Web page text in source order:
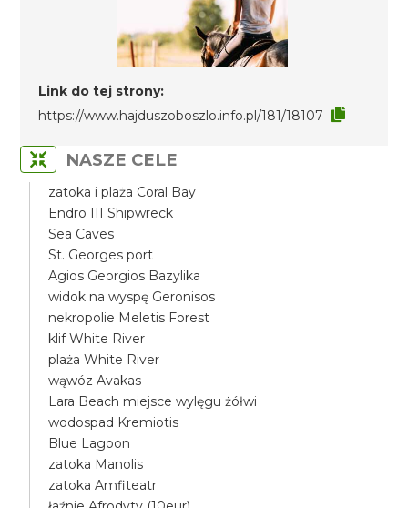
Link do tej strony:
https://www.hajduszoboszlo.info.pl/181/18107
NASZE CELE
zatoka i plaża Coral Bay
Endro III Shipwreck
Sea Caves
St. Georges port
Agios Georgios Bazylika
widok na wyspę Geronisos
nekropolie Meletis Forest
klif White River
plaża White River
wąwóz Avakas
Lara Beach miejsce wylęgu żółwi
wodospad Kremiotis
Blue Lagoon
zatoka Manolis
zatoka Amfiteatr